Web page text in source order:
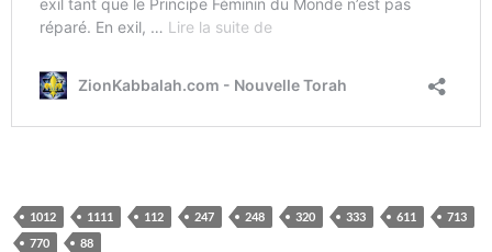
1012 1111 112 247 248 320 333 611
713
770
88